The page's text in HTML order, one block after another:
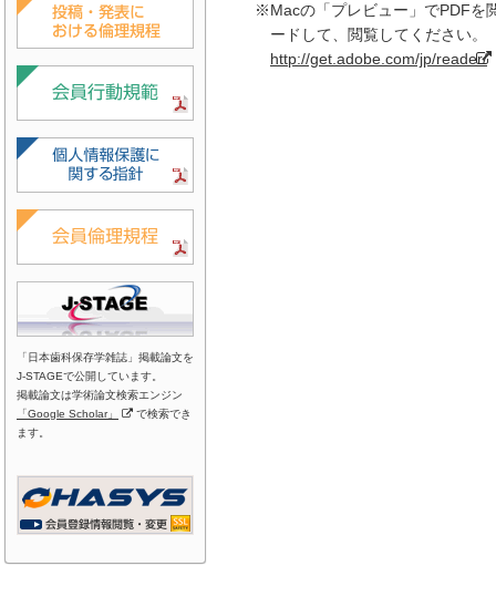
※Macの「プレビュー」でPDFを
ードして、閲覧してください。
http://get.adobe.com/jp/reader/
「日本歯科保存学雑誌」掲載論文を
J-STAGEで公開しています。
掲載論文は学術論文検索エンジン
「Google Scholar」
で検索でき
ます。